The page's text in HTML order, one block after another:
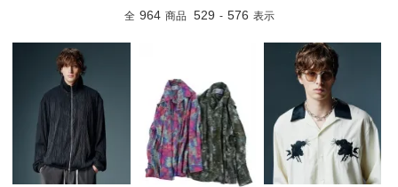
全 964 商品 529 - 576 表示